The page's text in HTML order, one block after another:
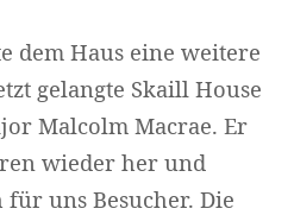
dem Haus eine weitere
gelangte Skaill House
Malcolm Macrae. Er
wieder her und
uns Besucher. Die